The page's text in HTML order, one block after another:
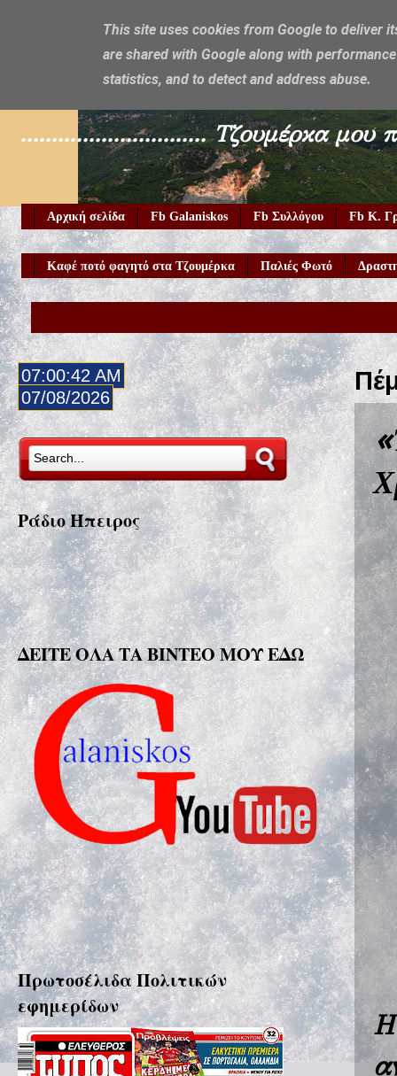
Galaniskos
.............................. Τζουμέρκα μου
Αρχική σελίδα Fb Galaniskos Fb Συλλόγου Fb Κ.
Καφέ ποτό φαγητό στα Τζουμέρκα Παλιές Φωτό
Η
07:00:44 AM
07/08/2026
Ράδιο Ήπειρος
ΔΕΙΤΕ ΟΛΑ ΤΑ ΒΙΝΤΕΟ ΜΟΥ ΕΔΩ
Πρωτοσέλιδα Πολιτικών
εφημερίδων
This site uses cookies from Google to deliver
are shared with Google along with
statistics, and to detect and address abuse.